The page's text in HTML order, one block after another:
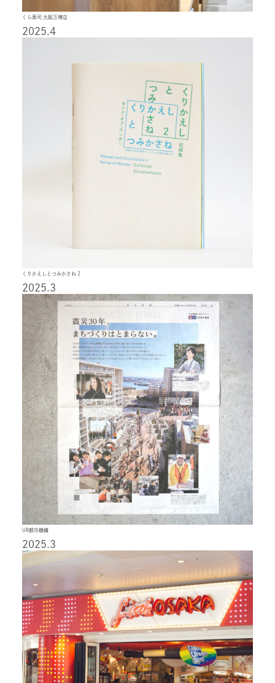
くら寿司 大阪万博店
2025.4
くりかえしとつみかさね 2
2025.3
UR都市機構
2025.3